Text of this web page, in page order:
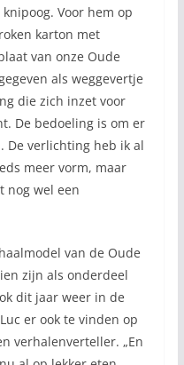
Voor hem op
karton met
van onze Oude
als weggevertje
die zich inzet voor
De bedoeling is om er
De verlichting heb ik al
meer vorm, maar
nog wel een
van de Oude
zijn als onderdeel
dit jaar weer in de
er ook te vinden op
verhalenverteller. „En